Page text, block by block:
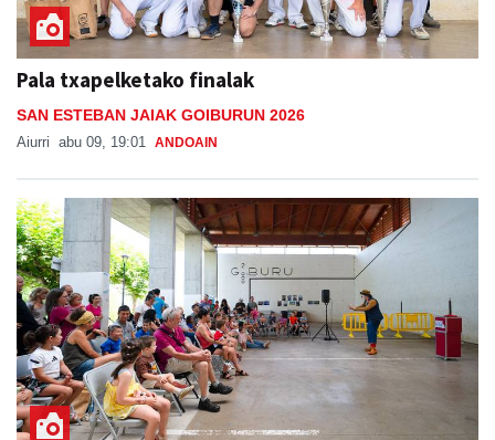
Pala txapelketako finalak
SAN ESTEBAN JAIAK GOIBURUN 2026
Aiurri abu 09, 19:01 ANDOAIN